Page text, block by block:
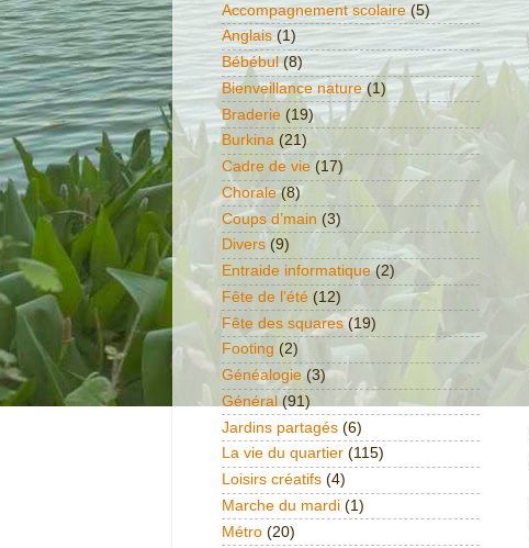
Accompagnement scolaire (5)
Anglais (1)
Bébébul (8)
Bienveillance nature (1)
Braderie (19)
Burkina (21)
Cadre de vie (17)
Chorale (8)
Coups d’main (3)
Divers (9)
Entraide informatique (2)
Fête de l'été (12)
Fête des squares (19)
Footing (2)
Généalogie (3)
Général (91)
Jardins partagés (6)
La vie du quartier (115)
Loisirs créatifs (4)
Marche du mardi (1)
Métro (20)